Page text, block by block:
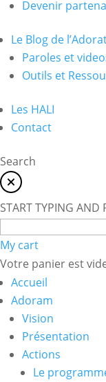
Devenir
Le Blog de
Paroles et
Outils et
Les HALI
Contact
Search
START TYPING AND
My cart
Votre panier est
Accueil
Adoram
Vision
Présentation
Actions
Le